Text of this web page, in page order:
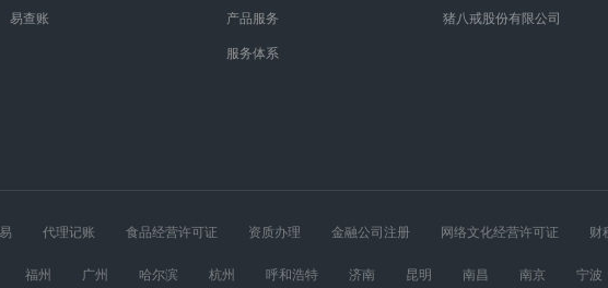
易查账
产品服务
服务体系
猪八戒股份有限公司
代理记账 食品经营许可证 资质办理 金融公司注册 网络文化经营许可证 财
许可证 股权设计 医疗器械经营许可证
福州 广州 哈尔滨 杭州 呼和浩特 济南 昆明 南昌 南京 宁波